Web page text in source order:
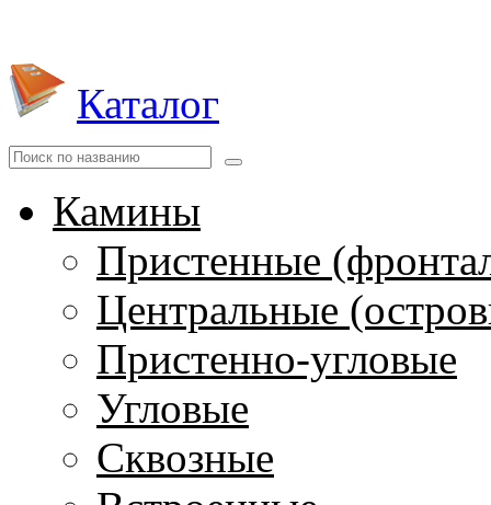
Каталог
Камины
Пристенные
Центральные
Пристенно-угловые
Угловые
Сквозные